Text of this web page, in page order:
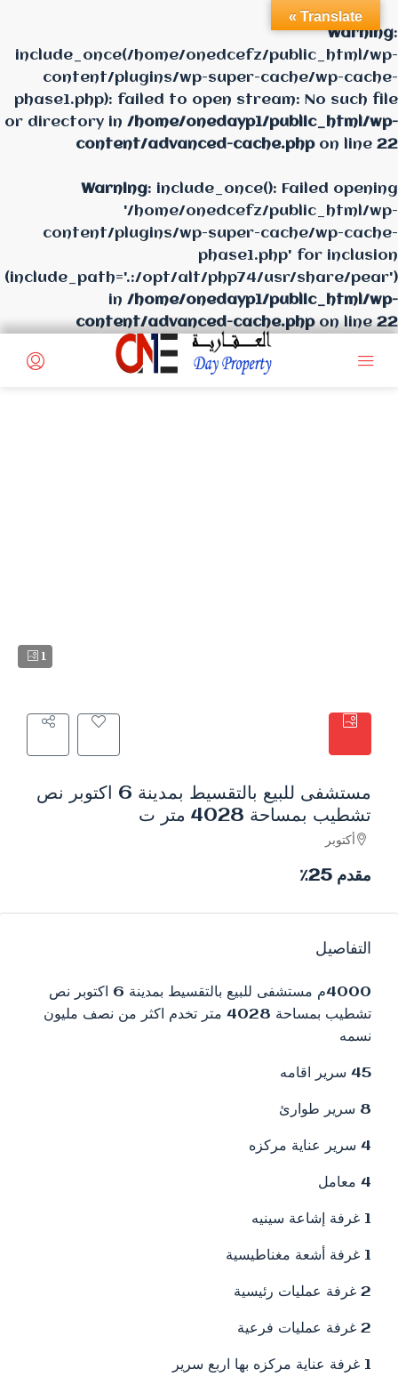
Warning:
include_once(/home/onedcefz/public_html/wp-
content/plugins/wp-super-cache/wp-cache-
phase1.php): failed to open stream: No such file
or directory in /home/onedayp1/public_html/wp-
content/advanced-cache.phpon line 22
Warning: include_once(): Failed opening
'/home/onedcefz/public_html/wp-
content/plugins/wp-super-cache/wp-cache-
phase1.php' for inclusion
(include_path='.:/opt/alt/php74/usr/share/pear')
in /home/onedayp1/public_html/wp-
content/advanced-cache.phpon line22
1
مستشفى للبيع بالتقسيط بمدينة 6 اكتوبر نص
تشطيب بمساحة 4028 متر ت
أكتوبر
مقدم 25٪
التفاصيل
4000م مستشفى للبيع بالتقسيط بمدينة 6 اكتوبر نص
تشطيب بمساحة 4028 متر تخدم اكثر من نصف مليون
نسمه
45 سرير اقامه
8 سرير طوارئ
4 سرير عناية مركزه
4 معامل
1 غرفة إشاعة سينيه
1 غرفة أشعة مغناطيسية
2 غرفة عمليات رئيسية
2 غرفة عمليات فرعية
1 غرفة عناية مركزه بها اربع سرير
Translate »